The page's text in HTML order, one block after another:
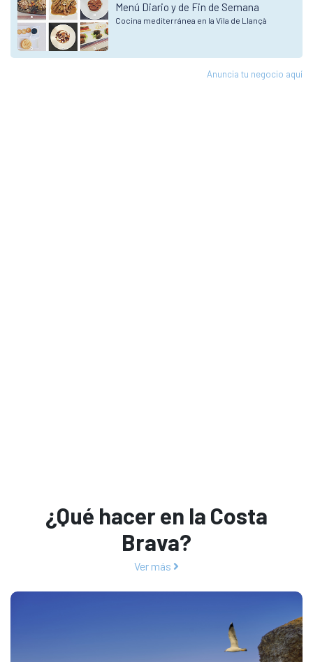
Menú Diario y de Fin de Semana
Cocina mediterránea en la Vila de Llançà
Anuncia tu negocio aquí
¿Qué hacer en la Costa
Brava?
Ver más